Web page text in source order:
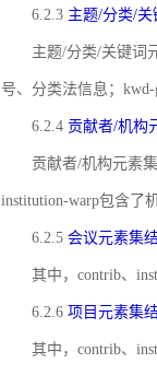
6.2.3 主题/分类/
主题/分类/关键词
号、分类法信息；
6.2.4 贡献者/机构
贡献者/机构元素
institution-warp包含了
6.2.5 会议元素集
其中，contrib、
6.2.6 项目元素集
其中，contrib、